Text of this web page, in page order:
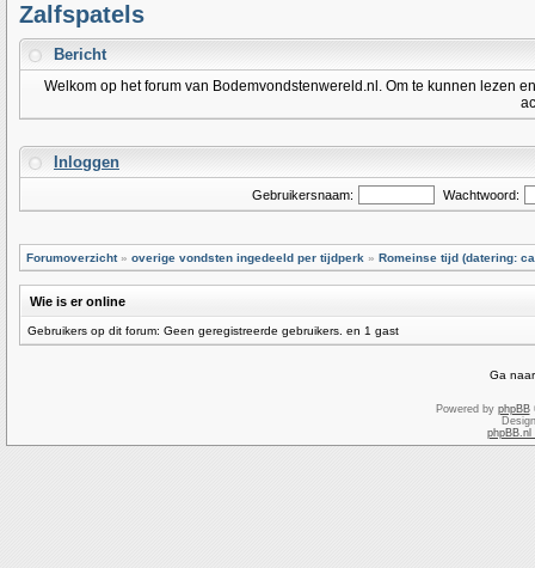
Zalfspatels
Bericht
Welkom op het forum van Bodemvondstenwereld.nl. Om te kunnen lezen
Inloggen
Gebruikersnaam: Wachtwoord:
Forumoverzicht» overige vondsten ingedeeld per tijdperk » Romeinse tijd (datering:
Wie is er online
Gebruikers op dit forum: Geen geregistreerde gebruikers. en 1 gast
Ga
Powered by phpBB
phpBB.nl